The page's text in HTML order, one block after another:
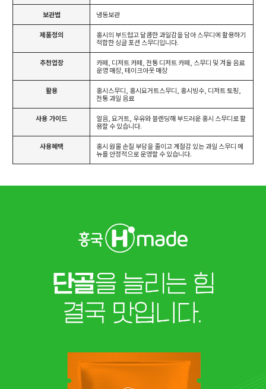
보관법 냉동보관
제품정의
홍시의 부드럽고 달콤한 과일감을 담아 스무디에 활용하기
적합한 싱글 포션 스무디입니다.
추천업장
카페, 디저트 카페, 전통 디저트 카페, 스무디 및 겨울 음료
운영 매장, 테이크아웃 매장
활용
홍시스무디, 홍시요거트스무디, 홍시빙수, 디저트 토핑,
전통 과일 음료
사용 가이드
얼음, 요거트, 우유와 블렌딩해 부드러운 홍시 스무디로 활
용할 수 있습니다.
사용혜택
홍시 원물 손질 부담을 줄이고 계절감 있는 과일 스무디 메
뉴를 안정적으로 운영할 수 있습니다.